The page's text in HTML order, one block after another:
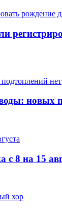
новых
8 на 15